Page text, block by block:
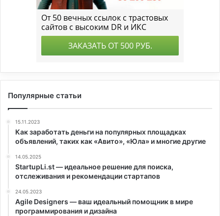
Популярные статьи
15.11.2023
Как заработать деньги на популярных площадках
объявлений, таких как «Авито», «Юла» и многие другие
14.05.2025
StartupLi.st — идеальное решение для поиска,
отслеживания и рекомендации стартапов
24.05.2023
Agile Designers — ваш идеальный помощник в мире
программирования и дизайна